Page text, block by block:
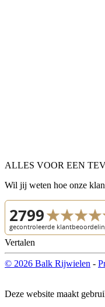
ALLES VOOR EEN
Wil jij weten hoe onze
Vertalen
© 2026 Balk Rijwielen -
Deze website maakt